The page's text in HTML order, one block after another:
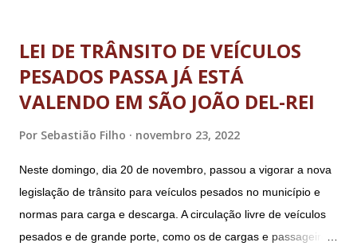
LEI DE TRÂNSITO DE VEÍCULOS
PESADOS PASSA JÁ ESTÁ
VALENDO EM SÃO JOÃO DEL-REI
Por Sebastião Filho novembro 23, 2022
Neste domingo, dia 20 de novembro, passou a vigorar a nova
legislação de trânsito para veículos pesados no município e
normas para carga e descarga. A circulação livre de veículos
pesados e de grande porte, como os de cargas e passageiros